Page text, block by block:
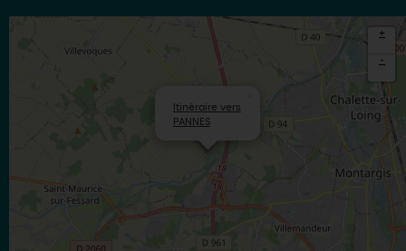
Itinéraire vers
PANNES
+
-